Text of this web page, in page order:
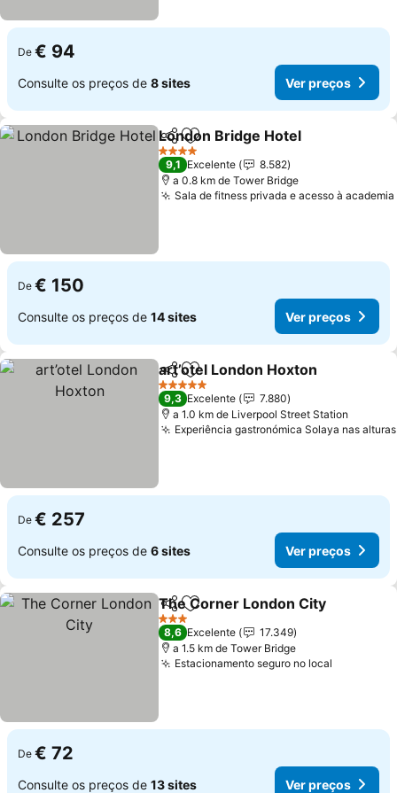
De € 94
Consulte os preços de 8 sites Ver preços
PartilharAdicionar aos favoritos
London Bridge Hotel
4 Estrelas
9,1 Excelente
8.582
a 0.8 km de Tower Bridge
Sala de fitness privada e acesso à academia
De € 150
Consulte os preços de 14 sites Ver preços
PartilharAdicionar aos favoritos
art’otel London Hoxton
5 Estrelas
9,3 Excelente
7.880
a 1.0 km de Liverpool Street Station
Experiência gastronómica Solaya nas alturas
De € 257
Consulte os preços de 6 sites Ver preços
PartilharAdicionar aos favoritos
The Corner London City
3 Estrelas
8,6 Excelente
17.349
a 1.5 km de Tower Bridge
Estacionamento seguro no local
De € 72
Consulte os preços de 13 sites Ver preços